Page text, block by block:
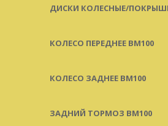
ДИСКИ КОЛЕСНЫЕ/
КОЛЕСО ПЕРЕДНЕЕ BM100
КОЛЕСО ЗАДНЕЕ BM100
ЗАДНИЙ ТОРМОЗ BM100